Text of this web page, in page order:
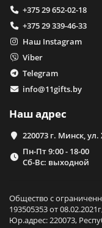
+375 29 652-02-18
+375 29 339-46-33
Наш Instagram
Viber
Telegram
info@11gifts.by
Наш адрес
220073 г. Минск,
Пн-Пт 9:00 - 18-00
Сб-Вс: выходной
Общество с
193505353 от
Юр.адрес: 220073,